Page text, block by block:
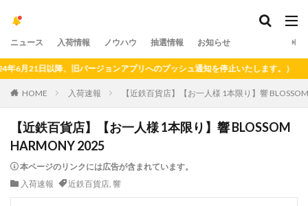
ニュース 入荷情報 ノウハウ 抽選情報 お知らせ
日以降、旧バージョンアプリへのプッシュ通知を停止いたします。）
HOME 入荷速報 【近鉄百貨店】【お一人様 1本限り】響
【近鉄百貨店】【お一人様 1本限り】響 BLOSSOM
HARMONY 2025
本ページのリンクには広告が含まれています。
入荷速報
近鉄百貨店, 響